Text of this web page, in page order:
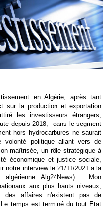
en Algérie, après tant
sur la production et exportation
les investisseurs étrangers,
depuis 2018, dans le segment
hors hydrocarbures ne saurait
volonté politique allant vers de
maîtrisée, un rôle stratégique à
économique et justice sociale,
notre interview le 21/11/2021 à la
algérienne Alg24News). Mon
aux plus hauts niveaux,
affaires n'existent pas de
temps est terminé du tout Etat